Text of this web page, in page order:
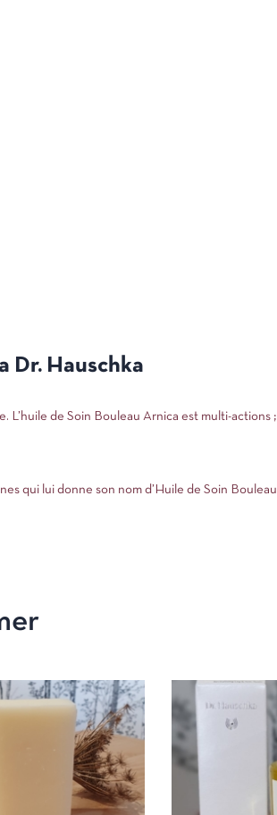
Dr. Hauschka
de Soin Bouleau Arnica est multi-actions ;
qui lui donne son nom d’Huile de Soin Bouleau